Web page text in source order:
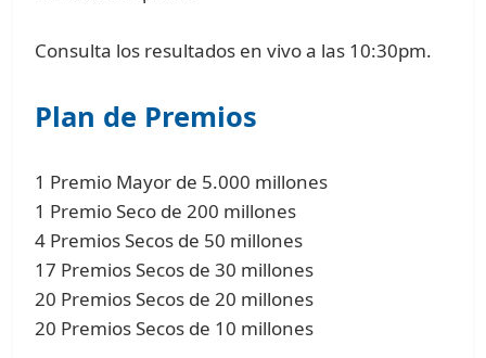
Consulta los resultados en vivo a las 10:30pm.
Plan de Premios
1 Premio Mayor de 5.000 millones
1 Premio Seco de 200 millones
4 Premios Secos de 50 millones
17 Premios Secos de 30 millones
20 Premios Secos de 20 millones
20 Premios Secos de 10 millones